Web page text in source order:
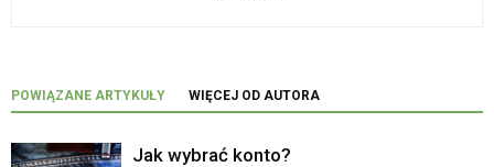
POWIĄZANE ARTYKUŁY WIĘCEJ OD AUTORA
Jak wybrać konto?